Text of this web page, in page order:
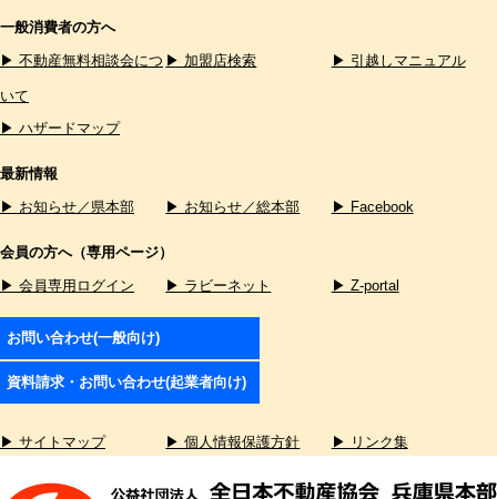
一般消費者の方へ
▶ 不動産無料相談会につ
いて
▶ 加盟店検索 ▶ 引越しマニュアル
▶ ハザードマップ
最新情報
▶ お知らせ／県本部
▶ お知らせ／総本部 ▶ Facebook
会員の方へ（専用ページ）
▶ 会員専用ログイン
▶ ラビーネット ▶ Z-portal
お問い合わせ(一般向け)
資料請求・お問い合わせ(起業者向け)
▶ サイトマップ ▶ 個人情報保護方針 ▶ リンク集